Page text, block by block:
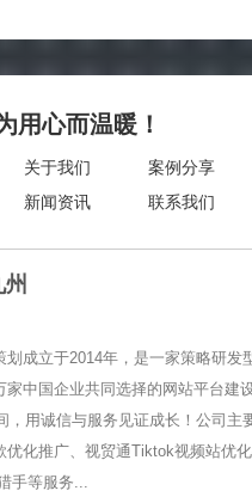
用心而温暖！
关于我们 案例分享
新闻资讯 联系我们
划成立于2014年，是一家策略研发
家中国企业共同选择的网站平台建
，用诚信与服务见证成长！公司主
优化推广、视贸通Tiktok视频站优
手等服务...